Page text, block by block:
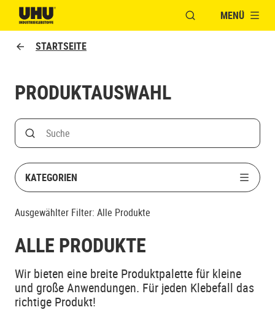
FENSTER FÜR DIE
MENÜ
STARTSEITE
PRODUKTAUSWAHL
Search
Suche nach Produktname
KATEGORIEN
Ausgewählter Filter: Alle Produkte
ALLE PRODUKTE
Wir bieten eine breite Produktpalette für kleine
und große Anwendungen. Für jeden Klebefall das
richtige Produkt!